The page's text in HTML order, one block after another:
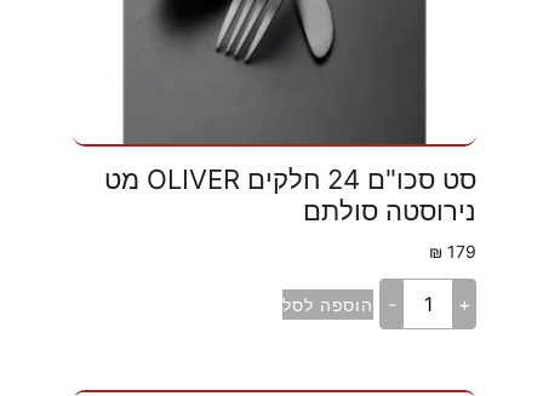
סט סכו"ם 24 חלקים OLIVER מט
נירוסטה סולתם
179
₪
+
- הוספה לסל